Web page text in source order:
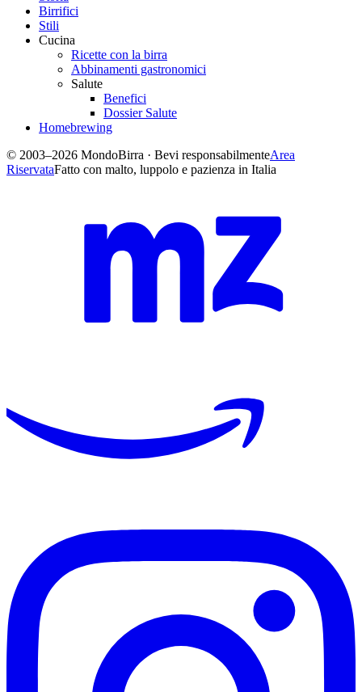
Birrifici
Stili
Cucina
Ricette con la birra
Abbinamenti gastronomici
Salute
Benefici
Dossier Salute
Homebrewing
© 2003–2026 MondoBirra · Bevi responsabilmenteArea
RiservataFatto con malto, luppolo e pazienza in Italia